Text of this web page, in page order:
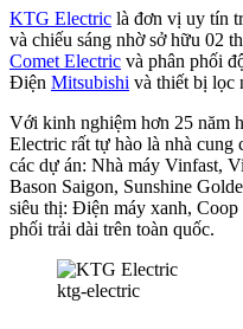
KTG Electric là đơn vị uy tín
và chiếu sáng nhờ sở hữu 02
Comet Electric và phân phối
Điện Mitsubishi và thiết bị lọc
Với kinh nghiệm hơn 25 năm
Electric rất tự hào là nhà cung
các dự án: Nhà máy Vinfast,
Bason Saigon, Sunshine
siêu thị: Điện máy xanh,
phối trải dài trên toàn quốc.
ktg-electric